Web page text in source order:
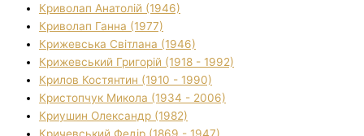
Криволап Анатолій (1946)
Криволап Ганна (1977)
Крижевська Світлана (1946)
Крижевський Григорій (1918 - 1992)
Крилов Костянтин (1910 - 1990)
Кристопчук Микола (1934 - 2006)
Криушин Олександр (1982)
Кричевський Федір (1869 - 1947)